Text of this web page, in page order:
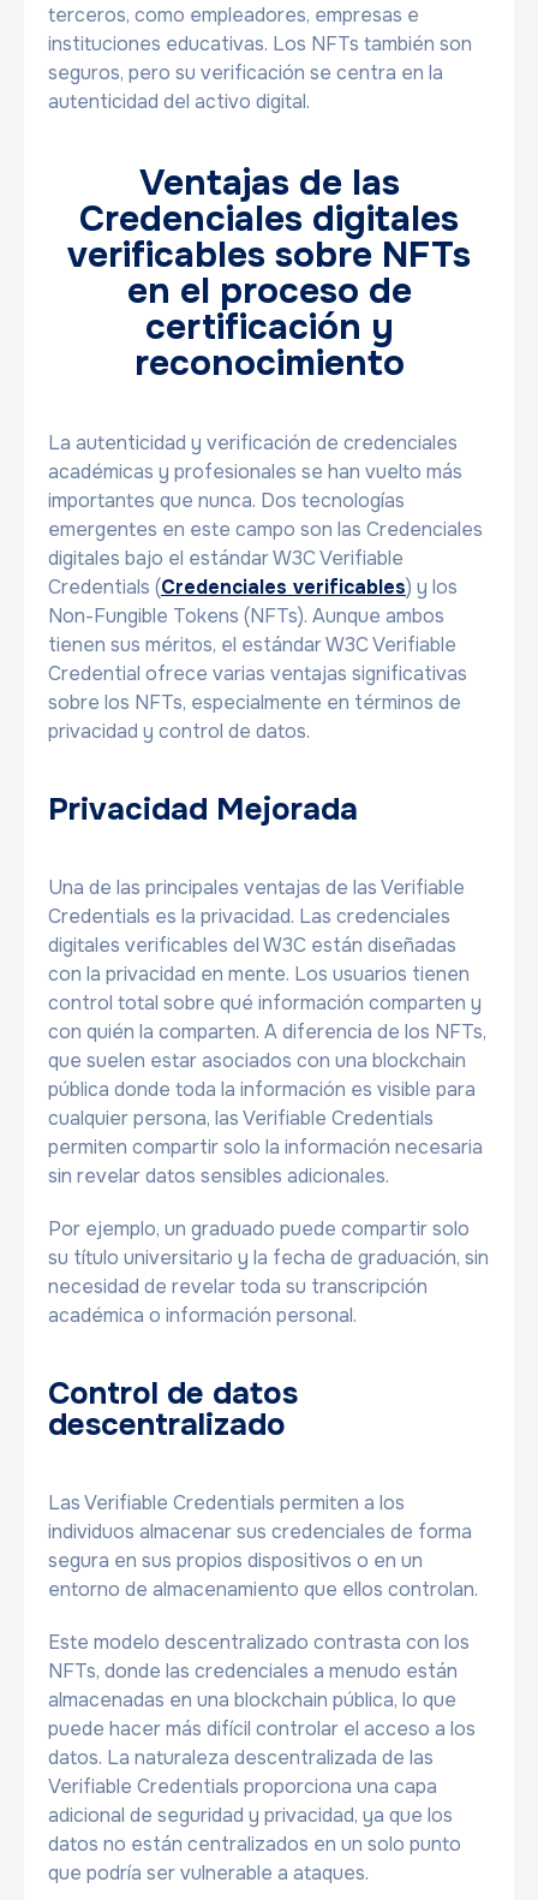
terceros, como empleadores, empresas e
instituciones educativas. Los NFTs también son
seguros, pero su verificación se centra en la
autenticidad del activo digital.
Ventajas de las
Credenciales digitales
verificables sobre NFTs
en el proceso de
certificación y
reconocimiento
La autenticidad y verificación de credenciales
académicas y profesionales se han vuelto más
importantes que nunca. Dos tecnologías
emergentes en este campo son las Credenciales
digitales bajo el estándar W3C Verifiable
Credentials (Credenciales verificables) y los
Non-Fungible Tokens (NFTs). Aunque ambos
tienen sus méritos, el estándar W3C Verifiable
Credential ofrece varias ventajas significativas
sobre los NFTs, especialmente en términos de
privacidad y control de datos.
Privacidad Mejorada
Una de las principales ventajas de las Verifiable
Credentials es la privacidad. Las credenciales
digitales verificables del W3C están diseñadas
con la privacidad en mente. Los usuarios tienen
control total sobre qué información comparten y
con quién la comparten. A diferencia de los NFTs,
que suelen estar asociados con una blockchain
pública donde toda la información es visible para
cualquier persona, las Verifiable Credentials
permiten compartir solo la información necesaria
sin revelar datos sensibles adicionales.
Por ejemplo, un graduado puede compartir solo
su título universitario y la fecha de graduación, sin
necesidad de revelar toda su transcripción
académica o información personal.
Control de datos
descentralizado
Las Verifiable Credentials permiten a los
individuos almacenar sus credenciales de forma
segura en sus propios dispositivos o en un
entorno de almacenamiento que ellos controlan.
Este modelo descentralizado contrasta con los
NFTs, donde las credenciales a menudo están
almacenadas en una blockchain pública, lo que
puede hacer más difícil controlar el acceso a los
datos. La naturaleza descentralizada de las
Verifiable Credentials proporciona una capa
adicional de seguridad y privacidad, ya que los
datos no están centralizados en un solo punto
que podría ser vulnerable a ataques.